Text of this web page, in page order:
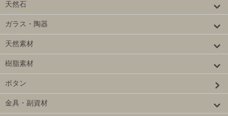
天然石
ガラス・陶器
天然素材
樹脂素材
ボタン
金具・副資材